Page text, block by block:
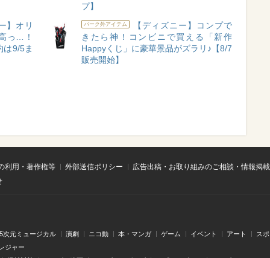
プ】
】オリ
っ…！
は9/5ま
パーク外アイテム
【ディズニー】コンプで
きたら神！コンビニで買える「新作
Happyくじ」に豪華景品がズラリ♪【8/7
販売開始】
利用・著作権等 外部送信ポリシー
広告出稿・お取り組みのご相談・情報掲
次元ミュージカル 演劇 ニコ動 本・マンガ ゲーム イベント アート
ス
ジャー